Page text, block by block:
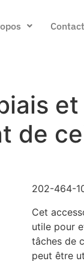
Contact
de
202-464-
Cet
utile pour
tâches de
peut être